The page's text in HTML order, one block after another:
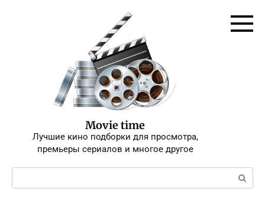
Movie time
Лучшие кино подборки для просмотра,
премьеры сериалов и многое другое
Поиск: